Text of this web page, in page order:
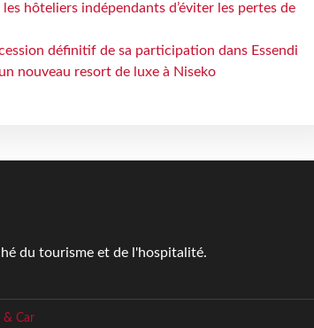
hôteliers indépendants d’éviter les pertes de
définitif de sa participation dans Essendi
nouveau resort de luxe à Niseko
du tourisme et de l'hospitalité.
& Car